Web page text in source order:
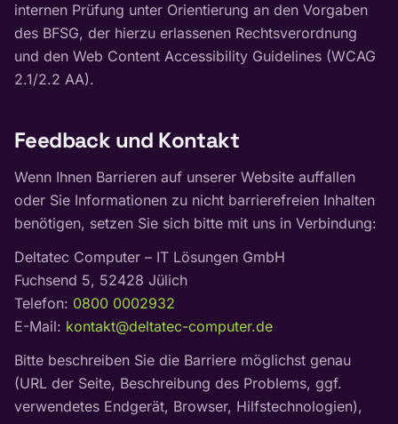
internen Prüfung unter Orientierung an den Vorgaben
des BFSG, der hierzu erlassenen Rechtsverordnung
und den Web Content Accessibility Guidelines (WCAG
2.1/2.2 AA).
Feedback und Kontakt
Wenn Ihnen Barrieren auf unserer Website auffallen
oder Sie Informationen zu nicht barrierefreien Inhalten
benötigen, setzen Sie sich bitte mit uns in Verbindung:
Deltatec Computer – IT Lösungen GmbH
Fuchsend 5, 52428 Jülich
Telefon: 0800 0002932
E-Mail: kontakt@deltatec-computer.de
Bitte beschreiben Sie die Barriere möglichst genau
(URL der Seite, Beschreibung des Problems, ggf.
verwendetes Endgerät, Browser, Hilfstechnologien),